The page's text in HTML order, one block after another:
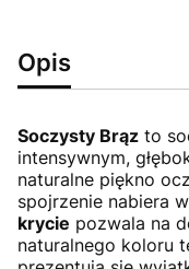
Opis
Soczysty Brąz to
intensywnym,
naturalne piękno
spojrzenie nabiera
krycie pozwala na
naturalnego koloru